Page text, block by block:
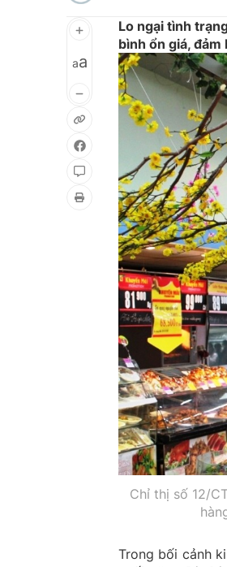
aa
Lo ngại tình
bình ổn giá,
Chỉ thị số 12/
Trong bối cảnh